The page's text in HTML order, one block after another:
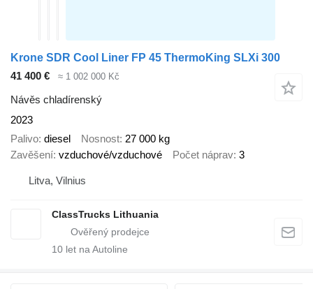
Krone SDR Cool Liner FP 45 ThermoKing SLXi 300
41 400 €
≈ 1 002 000 Kč
Návěs chladírenský
2023
Palivo diesel Nosnost 27 000 kg
Zavěšení vzduchové/vzduchové Počet náprav 3
Litva, Vilnius
ClassTrucks Lithuania
10 let na Autoline